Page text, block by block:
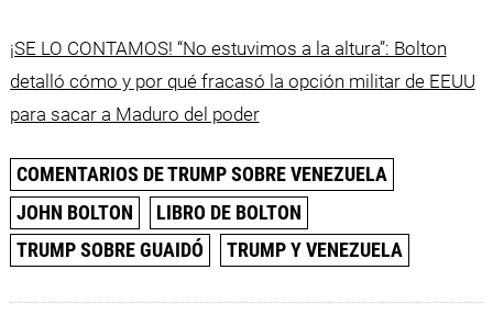
¡SE LO CONTAMOS! “No estuvimos a la altura”: Bolton
detalló cómo y por qué fracasó la opción militar de EEUU
para sacar a Maduro del poder
COMENTARIOS DE TRUMP SOBRE VENEZUELA
JOHN BOLTON
LIBRO DE BOLTON
TRUMP SOBRE GUAIDÓ
TRUMP Y VENEZUELA